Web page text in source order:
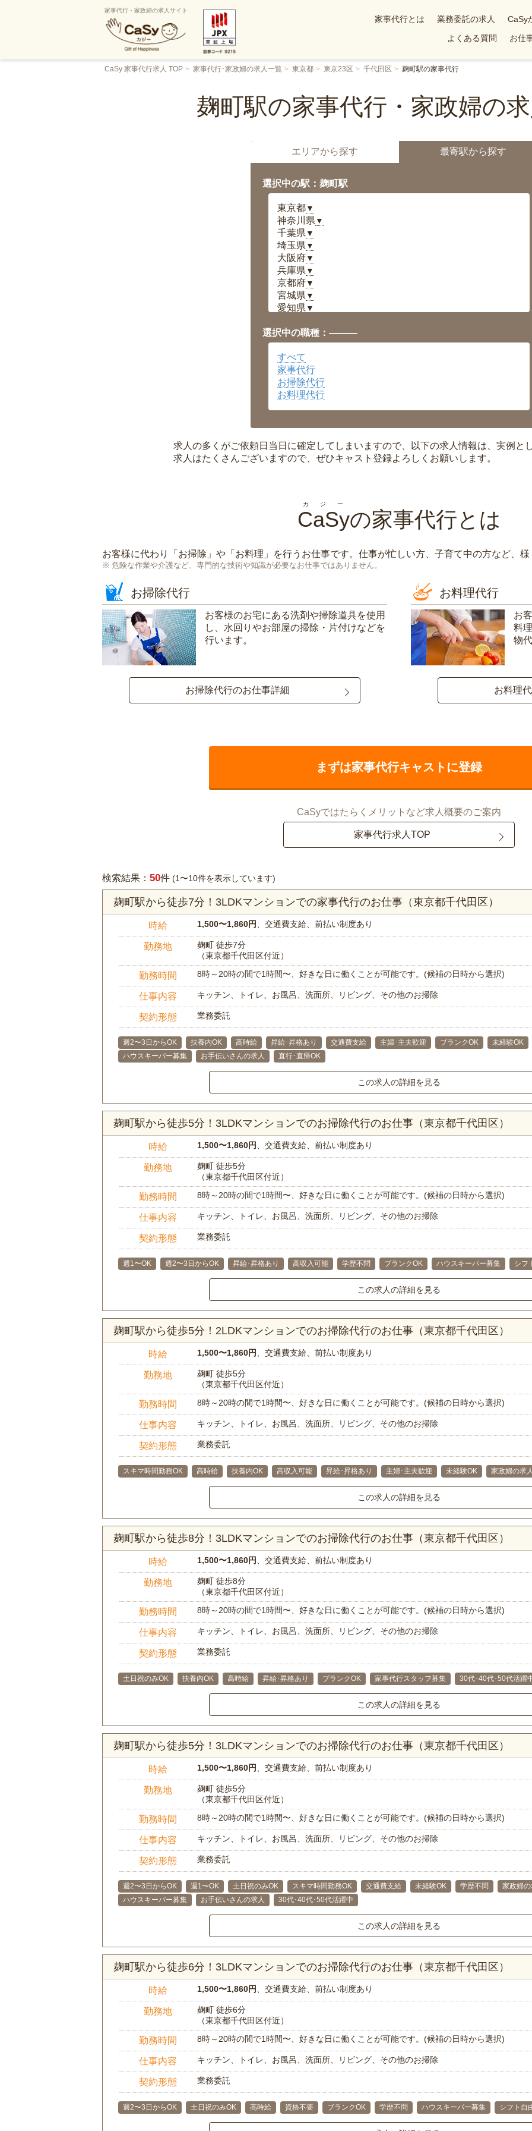
家事代行・家政婦の求人サイト
家事代行とは 業務委託の求人
CaSy
よくある質問
お仕
CaSy 家事代行求人 TOP 家事代行･家政婦の求人一覧 東京都 東京23区 千代田区 麹町駅の家事代行
麹町駅の家事代行・家政婦の
エリアから探す 最寄駅から探す
選択中の駅：麹町駅
東京都▼
神奈川県 ▼
千葉県 ▼
埼玉県 ▼
大阪府▼
兵庫県 ▼
京都府▼
宮城県 ▼
愛知県 ▼
岡山県▼
広島県▼
沖縄県
選択中の職種：———
すべて
家事代行
お掃除代行
お料理代行
求人の多くがご依頼日当日に確定してしまいますので、以下の求人情報は、実例と
求人はたくさんございますので、ぜひキャスト登録よろしくお願いします。
CaSy
カジー
の家事代行とは
お客様に代わり「 お掃除 」や「 お料理 」を行うお仕事です。仕事が忙しい方、子育て中の方など、
危険な作業や介護など、専門的な技術や知識が必要なお仕事ではありません。
お掃除代行
お客様のお宅にある洗剤や掃除道具を使用
し、水回りやお部屋の掃除・片付けなどを
行います。
お掃除代行のお仕事詳細
お料理代行
お
料
物
お料理
まずは家事代行キャストに登録
CaSyではたらくメリットなど求人概要のご案内
家事代行求人TOP
検索結果： 50件 (1〜10件を表示しています)
麹町駅から徒歩7分！3LDKマンションでの家事代行のお仕事（東京都千代田区）
時給 1,500〜1,860円 、交通費支給、前払い制度あり
勤務地
麹町 徒歩7分
（東京都千代田区付近）
勤務時間 8時～20時の間で1時間〜、好きな日に働くことが可能です。(候補の日時から選択)
仕事内容 キッチン、トイレ、お風呂、洗面所、リビング、その他のお掃除
契約形態 業務委託
週2〜3日からOK 扶養内OK 高時給 昇給･昇格あり 交通費支給 主婦･主夫歓迎 ブランクOK
未経験OK
ハウスキーパー募集
お手伝いさんの求人 直行･直帰OK
この求人の詳細を見る
麹町駅から徒歩5分！3LDKマンションでのお掃除代行のお仕事（東京都千代田区）
時給 1,500〜1,860円 、交通費支給、前払い制度あり
勤務地
麹町 徒歩5分
（東京都千代田区付近）
勤務時間 8時～20時の間で1時間〜、好きな日に働くことが可能です。(候補の日時から選択)
仕事内容 キッチン、トイレ、お風呂、洗面所、リビング、その他のお掃除
契約形態 業務委託
週1〜OK 週2〜3日からOK 昇給･昇格あり 高収入可能 学歴不問 ブランクOK ハウスキーパー募集 シフ
この求人の詳細を見る
麹町駅から徒歩5分！2LDKマンションでのお掃除代行のお仕事（東京都千代田区）
時給 1,500〜1,860円 、交通費支給、前払い制度あり
勤務地
麹町 徒歩5分
（東京都千代田区付近）
勤務時間 8時～20時の間で1時間〜、好きな日に働くことが可能です。(候補の日時から選択)
仕事内容 キッチン、トイレ、お風呂、洗面所、リビング、その他のお掃除
契約形態 業務委託
スキマ時間勤務OK 高時給 扶養内OK 高収入可能 昇給･昇格あり 主婦･主夫歓迎 未経験OK 家政婦の求
この求人の詳細を見る
麹町駅から徒歩8分！3LDKマンションでのお掃除代行のお仕事（東京都千代田区）
時給 1,500〜1,860円 、交通費支給、前払い制度あり
勤務地
麹町 徒歩8分
（東京都千代田区付近）
勤務時間 8時～20時の間で1時間〜、好きな日に働くことが可能です。(候補の日時から選択)
仕事内容 キッチン、トイレ、お風呂、洗面所、リビング、その他のお掃除
契約形態 業務委託
土日祝のみOK 扶養内OK 高時給 昇給･昇格あり ブランクOK 家事代行スタッフ募集 30代･40代･50代活躍
この求人の詳細を見る
麹町駅から徒歩5分！3LDKマンションでのお掃除代行のお仕事（東京都千代田区）
時給 1,500〜1,860円 、交通費支給、前払い制度あり
勤務地
麹町 徒歩5分
（東京都千代田区付近）
勤務時間 8時～20時の間で1時間〜、好きな日に働くことが可能です。(候補の日時から選択)
仕事内容 キッチン、トイレ、お風呂、洗面所、リビング、その他のお掃除
契約形態 業務委託
週2〜3日からOK 週1〜OK 土日祝のみOK スキマ時間勤務OK 交通費支給 未経験OK 学歴不問
家政婦
ハウスキーパー募集
お手伝いさんの求人 30代･40代･50代活躍中
この求人の詳細を見る
麹町駅から徒歩6分！3LDKマンションでのお掃除代行のお仕事（東京都千代田区）
時給 1,500〜1,860円 、交通費支給、前払い制度あり
勤務地
麹町 徒歩6分
（東京都千代田区付近）
勤務時間 8時～20時の間で1時間〜、好きな日に働くことが可能です。(候補の日時から選択)
仕事内容 キッチン、トイレ、お風呂、洗面所、リビング、その他のお掃除
契約形態 業務委託
週2〜3日からOK 土日祝のみOK 高時給 資格不要 ブランクOK 学歴不問 ハウスキーパー募集 シフト自